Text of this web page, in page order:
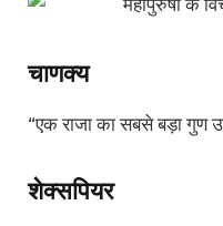
चाणक्य
“एक राजा का सबसे बड़ा गुण
शेक्सपियर